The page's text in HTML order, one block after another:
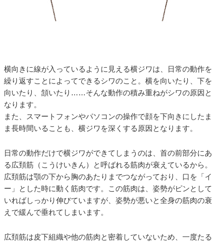
横向きに線が入っているように見える横ジワは、日常の動作を
繰り返すことによってできるシワのこと。横を向いたり、下を
向いたり、頷いたり……そんな動作の積み重ねがシワの原因と
なります。
また、スマートフォンやパソコンの操作で顔を下向きにしたま
ま長時間いることも、横ジワを深くする原因となります。
日常の動作だけで横ジワができてしまうのは、首の前部分にあ
る広頚筋（こうけいきん）と呼ばれる筋肉が衰えているから。
広頚筋は顎の下から胸のあたりまでつながっており、口を「イ
ー」とした時に動く筋肉です。この筋肉は、姿勢がピンとして
いればしっかり伸びていますが、姿勢が悪いと全身の筋肉の衰
えで緩んで垂れてしまいます。
広頚筋は皮下組織や他の筋肉と密着していないため、一度たる